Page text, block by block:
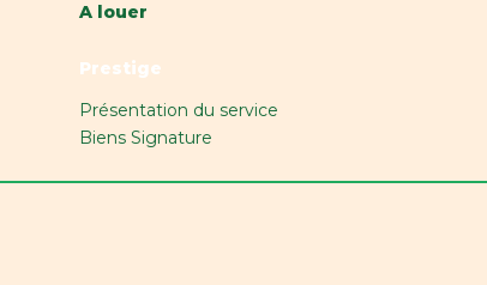
A louer
Prestige
Présentation du service
Biens Signature